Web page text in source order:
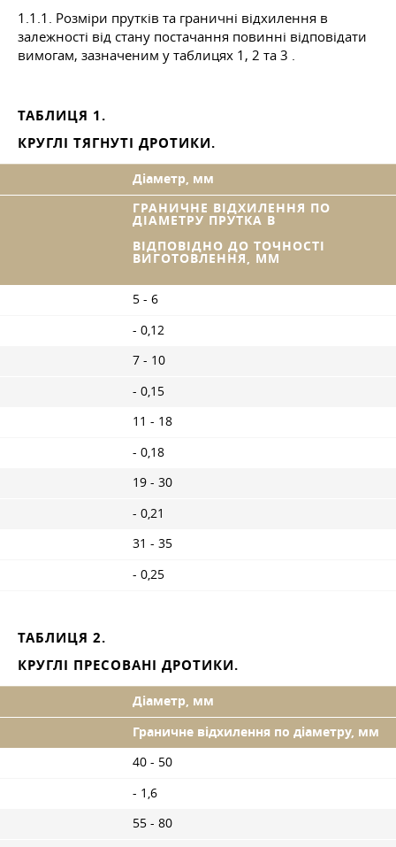
1.1.1. Розміри прутків та граничні відхилення в
залежності від стану постачання повинні відповідати
вимогам, зазначеним у таблицях 1, 2 та 3 .
ТАБЛИЦЯ 1.
КРУГЛІ ТЯГНУТІ ДРОТИКИ.
Діаметр, мм
ГРАНИЧНЕ ВІДХИЛЕННЯ ПО
ДІАМЕТРУ ПРУТКА В
ВІДПОВІДНО ДО ТОЧНОСТІ
ВИГОТОВЛЕННЯ, ММ
5 - 6
- 0,12
7 - 10
- 0,15
11 - 18
- 0,18
19 - 30
- 0,21
31 - 35
- 0,25
ТАБЛИЦЯ 2.
КРУГЛІ ПРЕСОВАНІ ДРОТИКИ.
Діаметр, мм
Граничне відхилення по діаметру, мм
40 - 50
- 1,6
55 - 80